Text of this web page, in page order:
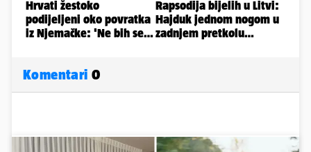
Komentari 0